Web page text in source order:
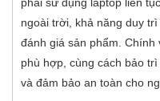
ngoài trời, khả năng duy
đánh giá sản phẩm. Chính
phù hợp, cùng cách bảo
và đảm bảo an toàn cho